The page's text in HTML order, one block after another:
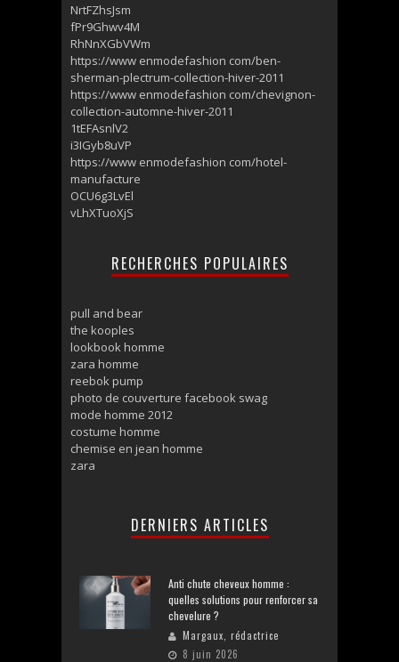
NrtFZhsJsm
fPr9Ghwv4M
RhNnXGbVWm
https://www enmodefashion com/ben-
sherman-plectrum-collection-hiver-2011
https://www enmodefashion com/chevignon-
collection-automne-hiver-2011
1tEFAsnlV2
i3IGyb8uVP
https://www enmodefashion com/hotel-
manufacture
OCU6g3LvEl
vLhXTuoXjS
RECHERCHES POPULAIRES
pull and bear
the kooples
lookbook homme
zara homme
reebok pump
photo de couverture facebook swag
mode homme 2012
costume homme
chemise en jean homme
zara
DERNIERS ARTICLES
Anti chute cheveux homme :
quelles solutions pour renforcer sa
chevelure ?
Margaux, rédactrice
8 juin 2026